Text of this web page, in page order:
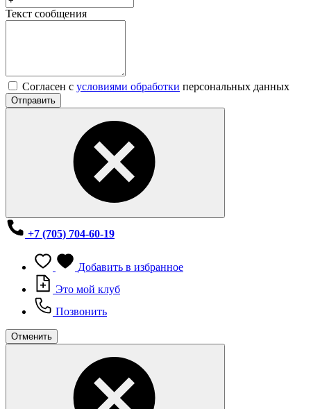
Текст сообщения
Согласен с условиями обработки персональных данных
Отправить
+7 (705) 704-60-19
Добавить в избранное
Это мой клуб
Позвонить
Отменить